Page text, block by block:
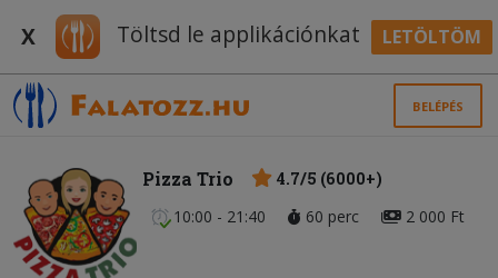
X Töltsd le applikációnkat LETÖLTÖM
BELÉPÉS
Pizza Trio
4.7/5 (6000+)
10:00 - 21:40
60 perc 2 000 Ft